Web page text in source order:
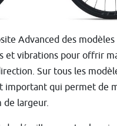
Advanced des modèles
et vibrations pour offrir
Sur tous les
important qui permet de
de largeur.